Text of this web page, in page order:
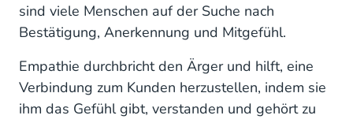
sind viele Menschen auf der Suche nach
Bestätigung, Anerkennung und Mitgefühl.
Empathie durchbricht den Ärger und hilft, eine
Verbindung zum Kunden herzustellen, indem sie
ihm das Gefühl gibt, verstanden und gehört zu